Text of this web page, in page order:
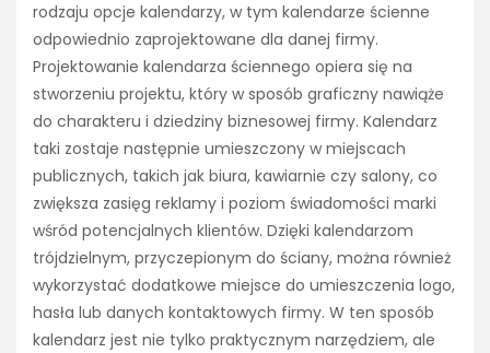
rodzaju opcje kalendarzy, w tym kalendarze ścienne
odpowiednio zaprojektowane dla danej firmy.
Projektowanie kalendarza ściennego opiera się na
stworzeniu projektu, który w sposób graficzny nawiąże
do charakteru i dziedziny biznesowej firmy. Kalendarz
taki zostaje następnie umieszczony w miejscach
publicznych, takich jak biura, kawiarnie czy salony, co
zwiększa zasięg reklamy i poziom świadomości marki
wśród potencjalnych klientów. Dzięki kalendarzom
trójdzielnym, przyczepionym do ściany, można również
wykorzystać dodatkowe miejsce do umieszczenia logo,
hasła lub danych kontaktowych firmy. W ten sposób
kalendarz jest nie tylko praktycznym narzędziem, ale